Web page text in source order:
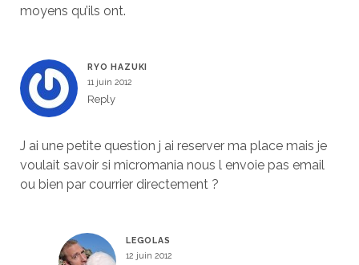
moyens qu’ils ont.
RYO HAZUKI
11 juin 2012
Reply
J ai une petite question j ai reserver ma place mais je
voulait savoir si micromania nous l envoie pas email
ou bien par courrier directement ?
LEGOLAS
12 juin 2012